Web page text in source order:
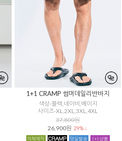
1+1 CRAMP 썸머데일리반바지
색상-블랙,네이비,베이지
사이즈-XL,2XL,3XL,4XL
37,800원
26,900원 29% ↓